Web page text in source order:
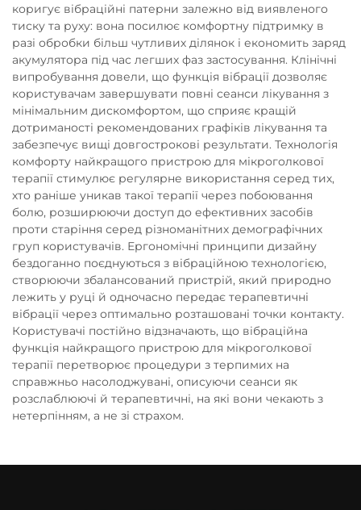
коригує вібраційні патерни залежно від виявленого
тиску та руху: вона посилює комфортну підтримку в
разі обробки більш чутливих ділянок і економить заряд
акумулятора під час легших фаз застосування. Клінічні
випробування довели, що функція вібрації дозволяє
користувачам завершувати повні сеанси лікування з
мінімальним дискомфортом, що сприяє кращій
дотриманості рекомендованих графіків лікування та
забезпечує вищі довгострокові результати. Технологія
комфорту найкращого пристрою для мікроголкової
терапії стимулює регулярне використання серед тих,
хто раніше уникав такої терапії через побоювання
болю, розширюючи доступ до ефективних засобів
проти старіння серед різноманітних демографічних
груп користувачів. Ергономічні принципи дизайну
бездоганно поєднуються з вібраційною технологією,
створюючи збалансований пристрій, який природно
лежить у руці й одночасно передає терапевтичні
вібрації через оптимально розташовані точки контакту.
Користувачі постійно відзначають, що вібраційна
функція найкращого пристрою для мікроголкової
терапії перетворює процедури з терпимих на
справжньо насолоджувані, описуючи сеанси як
розслаблюючі й терапевтичні, на які вони чекають з
нетерпінням, а не зі страхом.